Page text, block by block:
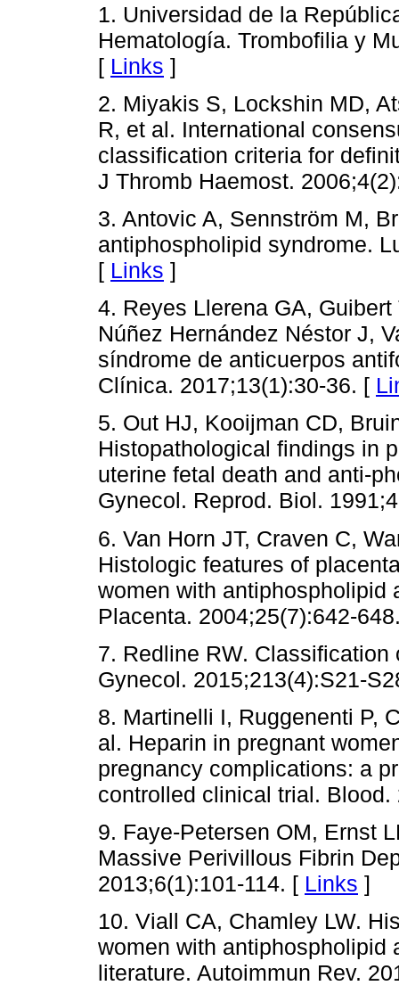
1. Universidad de la
Hematología. Trombofilia y
[ Links ]
2. Miyakis S, Lockshin MD,
R, et al. International
classification criteria for
J Thromb Haemost.
3. Antovic A, Sennström M,
antiphospholipid syndrome.
[ Links ]
4. Reyes Llerena GA,
Núñez Hernández Néstor J,
síndrome de anticuerpos
Clínica. 2017;13(1):30-36. [
5. Out HJ, Kooijman CD,
Histopathological findings in
uterine fetal death and anti-
Gynecol. Reprod. Biol.
6. Van Horn JT, Craven C,
Histologic features of
women with antiphospholipid
Placenta. 2004;25(7):642-
7. Redline RW.
Gynecol. 2015;213(4):S21-
8. Martinelli I, Ruggenenti P,
al. Heparin in pregnant
pregnancy complications: a
controlled clinical trial.
9. Faye-Petersen OM, Ernst
Massive Perivillous Fibrin
2013;6(1):101-114. [ Links ]
10. Viall CA, Chamley LW.
women with antiphospholipid
literature. Autoimmun Rev.